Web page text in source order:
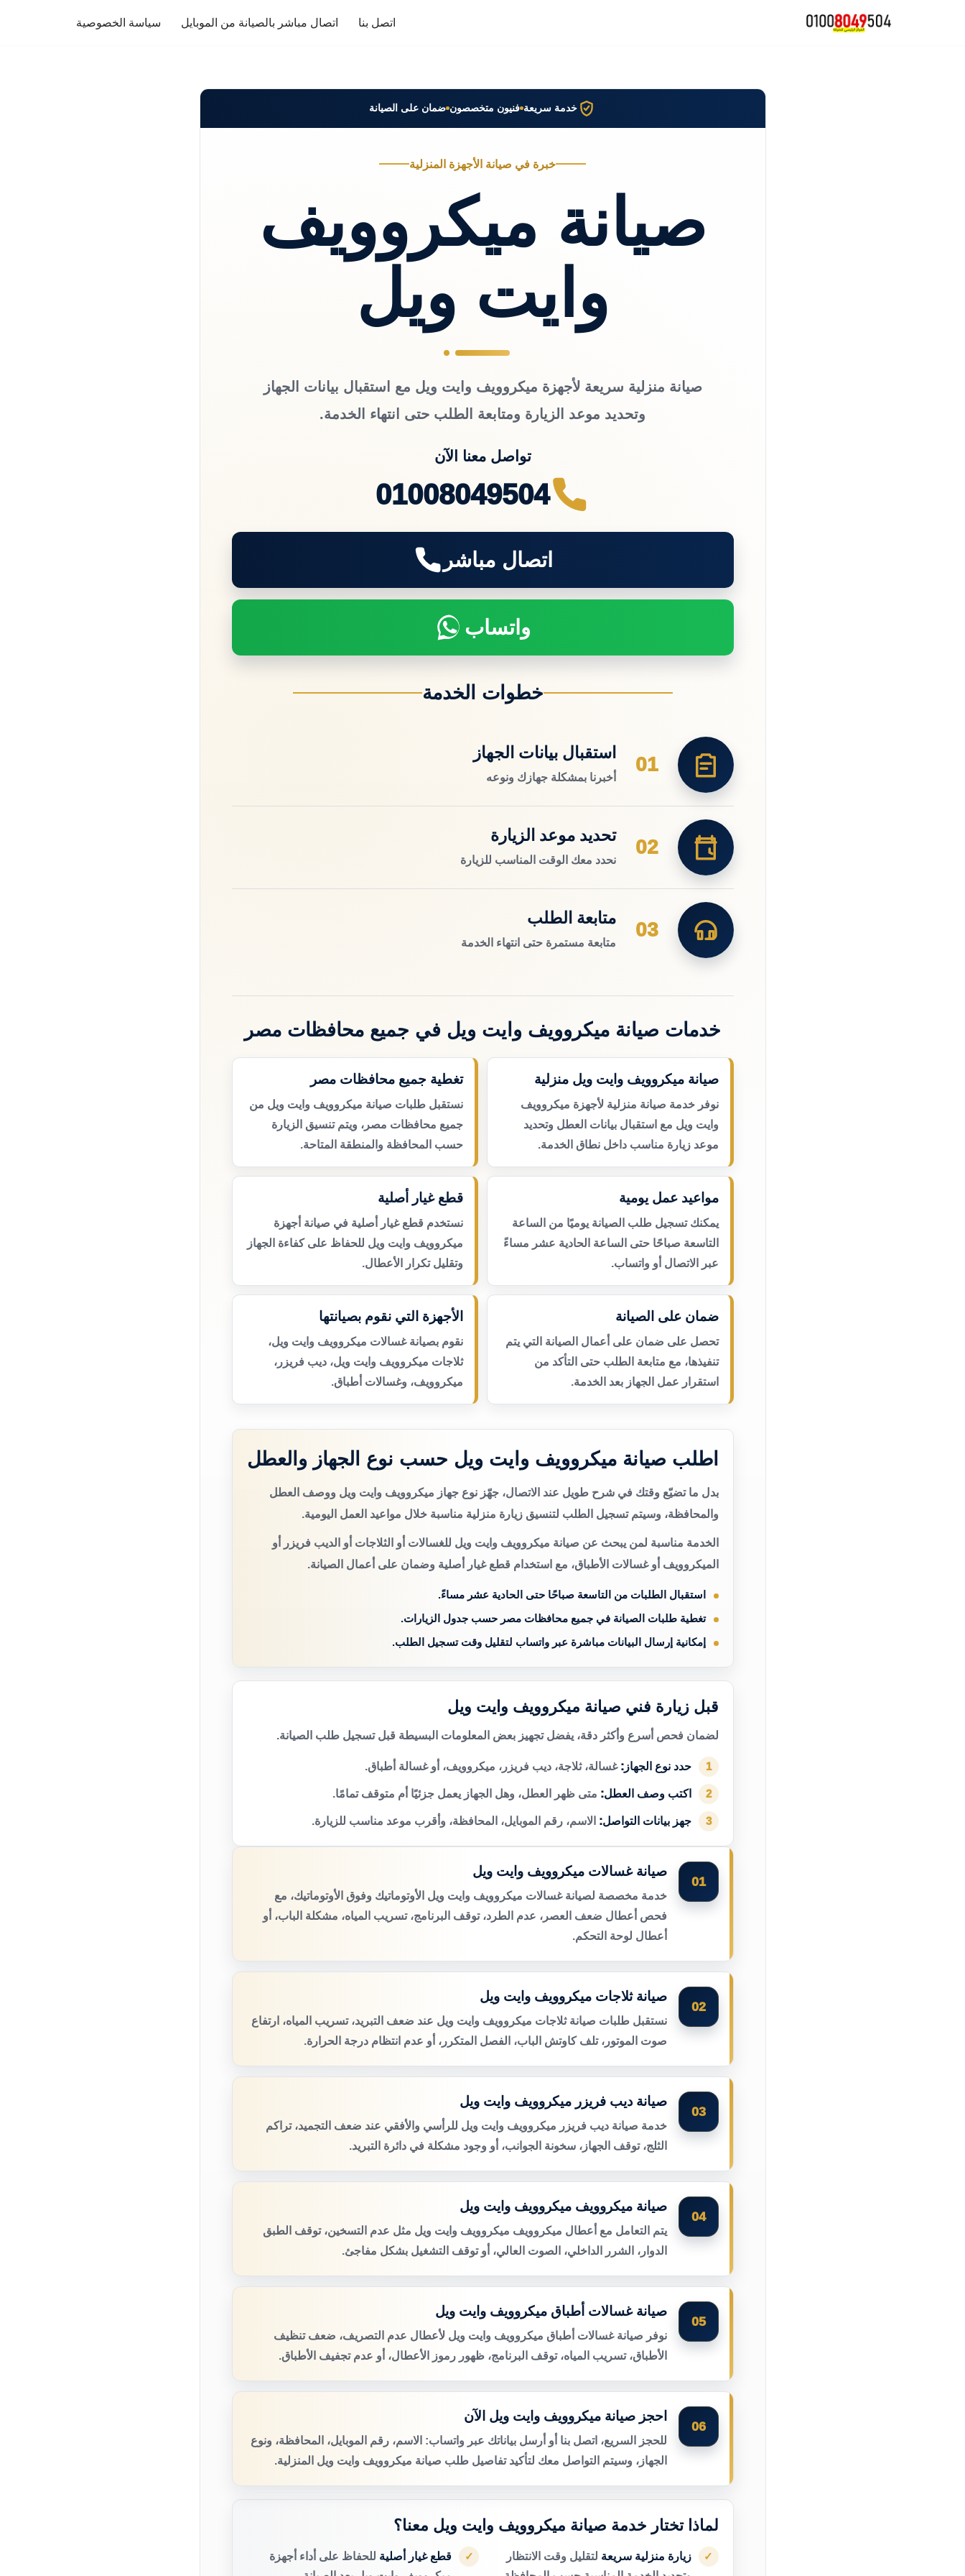
اتصل بنا اتصال مباشر بالصيانة من الموبايل سياسة الخصوصية
خدمة سريعة فنيون متخصصون ضمان على الصيانة
خبرة في صيانة الأجهزة المنزلية
صيانة ميكروويف
وايت ويل
صيانة منزلية سريعة لأجهزة ميكروويف وايت ويل مع استقبال بيانات الجهاز
وتحديد موعد الزيارة ومتابعة الطلب حتى انتهاء الخدمة.
تواصل معنا الآن
01008049504
اتصال مباشر
واتساب
خطوات الخدمة
01
استقبال بيانات الجهاز
أخبرنا بمشكلة جهازك ونوعه
02
تحديد موعد الزيارة
نحدد معك الوقت المناسب للزيارة
03
متابعة الطلب
متابعة مستمرة حتى انتهاء الخدمة
خدمات صيانة ميكروويف وايت ويل في جميع محافظات مصر
صيانة ميكروويف وايت ويل منزلية
نوفر خدمة صيانة منزلية لأجهزة ميكروويف
وايت ويل مع استقبال بيانات العطل وتحديد
موعد زيارة مناسب داخل نطاق الخدمة.
تغطية جميع محافظات مصر
نستقبل طلبات صيانة ميكروويف وايت ويل من
جميع محافظات مصر، ويتم تنسيق الزيارة
حسب المحافظة والمنطقة المتاحة.
مواعيد عمل يومية
يمكنك تسجيل طلب الصيانة يوميًا من الساعة
التاسعة صباحًا حتى الساعة الحادية عشر مساءً
عبر الاتصال أو واتساب.
قطع غيار أصلية
نستخدم قطع غيار أصلية في صيانة أجهزة
ميكروويف وايت ويل للحفاظ على كفاءة الجهاز
وتقليل تكرار الأعطال.
ضمان على الصيانة
تحصل على ضمان على أعمال الصيانة التي يتم
تنفيذها، مع متابعة الطلب حتى التأكد من
استقرار عمل الجهاز بعد الخدمة.
الأجهزة التي نقوم بصيانتها
نقوم بصيانة غسالات ميكروويف وايت ويل،
ثلاجات ميكروويف وايت ويل، ديب فريزر،
ميكروويف، وغسالات أطباق.
اطلب صيانة ميكروويف وايت ويل حسب نوع الجهاز والعطل
بدل ما تضيّع وقتك في شرح طويل عند الاتصال، جهّز نوع جهاز ميكروويف وايت ويل ووصف العطل
والمحافظة، وسيتم تسجيل الطلب لتنسيق زيارة منزلية مناسبة خلال مواعيد العمل اليومية.
الخدمة مناسبة لمن يبحث عن صيانة ميكروويف وايت ويل للغسالات أو الثلاجات أو الديب فريزر أو
الميكروويف أو غسالات الأطباق، مع استخدام قطع غيار أصلية وضمان على أعمال الصيانة.
استقبال الطلبات من التاسعة صباحًا حتى الحادية عشر مساءً.
تغطية طلبات الصيانة في جميع محافظات مصر حسب جدول الزيارات.
إمكانية إرسال البيانات مباشرة عبر واتساب لتقليل وقت تسجيل الطلب.
قبل زيارة فني صيانة ميكروويف وايت ويل
لضمان فحص أسرع وأكثر دقة، يفضل تجهيز بعض المعلومات البسيطة قبل تسجيل طلب الصيانة.
1 حدد نوع الجهاز: غسالة، ثلاجة، ديب فريزر، ميكروويف، أو غسالة أطباق.
2 اكتب وصف العطل: متى ظهر العطل، وهل الجهاز يعمل جزئيًا أم متوقف تمامًا.
3 جهز بيانات التواصل: الاسم، رقم الموبايل، المحافظة، وأقرب موعد مناسب للزيارة.
01
صيانة غسالات ميكروويف وايت ويل
خدمة مخصصة لصيانة غسالات ميكروويف وايت ويل الأوتوماتيك وفوق الأوتوماتيك، مع
فحص أعطال ضعف العصر، عدم الطرد، توقف البرنامج، تسريب المياه، مشكلة الباب، أو
أعطال لوحة التحكم.
02
صيانة ثلاجات ميكروويف وايت ويل
نستقبل طلبات صيانة ثلاجات ميكروويف وايت ويل عند ضعف التبريد، تسريب المياه، ارتفاع
صوت الموتور، تلف كاوتش الباب، الفصل المتكرر، أو عدم انتظام درجة الحرارة.
03
صيانة ديب فريزر ميكروويف وايت ويل
خدمة صيانة ديب فريزر ميكروويف وايت ويل للرأسي والأفقي عند ضعف التجميد، تراكم
الثلج، توقف الجهاز، سخونة الجوانب، أو وجود مشكلة في دائرة التبريد.
04
صيانة ميكروويف ميكروويف وايت ويل
يتم التعامل مع أعطال ميكروويف ميكروويف وايت ويل مثل عدم التسخين، توقف الطبق
الدوار، الشرر الداخلي، الصوت العالي، أو توقف التشغيل بشكل مفاجئ.
05
صيانة غسالات أطباق ميكروويف وايت ويل
نوفر صيانة غسالات أطباق ميكروويف وايت ويل لأعطال عدم التصريف، ضعف تنظيف
الأطباق، تسريب المياه، توقف البرنامج، ظهور رموز الأعطال، أو عدم تجفيف الأطباق.
06
احجز صيانة ميكروويف وايت ويل الآن
للحجز السريع، اتصل بنا أو أرسل بياناتك عبر واتساب: الاسم، رقم الموبايل، المحافظة، ونوع
الجهاز، وسيتم التواصل معك لتأكيد تفاصيل طلب صيانة ميكروويف وايت ويل المنزلية.
لماذا تختار خدمة صيانة ميكروويف وايت ويل معنا؟
✓ زيارة منزلية سريعة لتقليل وقت الانتظار
✓ قطع غيار أصلية للحفاظ على أداء أجهزة